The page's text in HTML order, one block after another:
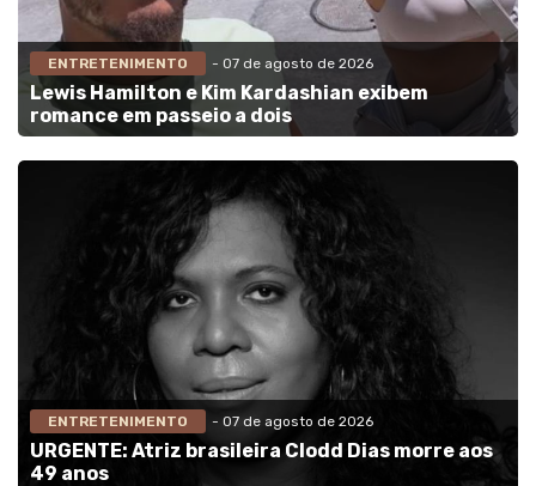
ENTRETENIMENTO - 07 de agosto de 2026
Lewis Hamilton e Kim Kardashian exibem
romance em passeio a dois
ENTRETENIMENTO - 07 de agosto de 2026
URGENTE: Atriz brasileira Clodd Dias morre aos
49 anos